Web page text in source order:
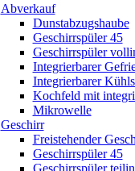
Abverkauf
Dunstabzugshaube
Geschirrspüler 45
Geschirrspüler
Integrierbarer
Integrierbarer
Kochfeld mit
Mikrowelle
Geschirr
Freistehender
Geschirrspüler 45
Geschirrspüler